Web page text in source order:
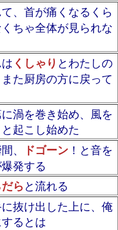
、首が痛くなるくら
ちゃ全体が見られな
くしゃり とわたしの
た厨房の方に戻って
渦を巻き始め、風を
と起こし始めた
、 ドゴーン ！と音を
発する
らと流れる
抜け出した上に、俺
るとは